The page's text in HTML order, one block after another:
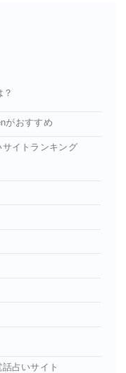
がおすすめ
イトランキング
占いサイト